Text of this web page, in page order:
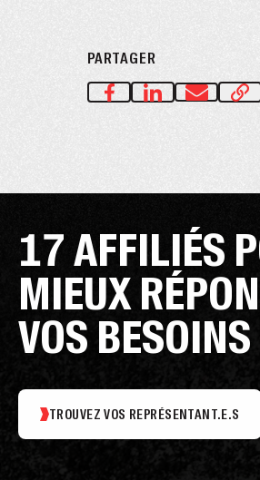
PARTAGER
17 AFFILIÉS
MIEUX
VOS BESOINS
TROUVEZ VOS REPRÉSENTANT.E.S